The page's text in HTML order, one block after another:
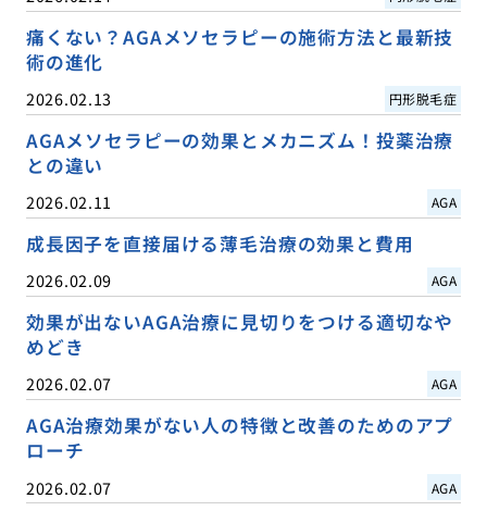
痛くない？AGAメソセラピーの施術方法と最新技
術の進化
2026.02.13 円形脱毛症
AGAメソセラピーの効果とメカニズム！投薬治療
との違い
2026.02.11 AGA
成長因子を直接届ける薄毛治療の効果と費用
2026.02.09 AGA
効果が出ないAGA治療に見切りをつける適切なや
めどき
2026.02.07 AGA
AGA治療効果がない人の特徴と改善のためのアプ
ローチ
2026.02.07 AGA